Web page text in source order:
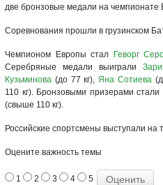
две бронзовые медали на чемпионате
Соревнования прошли в грузинском
Чемпионом Европы стал Геворг
Серебряные медали выиграли
Кузьминова (до 77 кг), Яна Сотиева
110 кг). Бронзовыми призерами стали
(свыше 110 кг).
Российские спортсмены выступали на
Оцените важность темы
1 2 3 4 5